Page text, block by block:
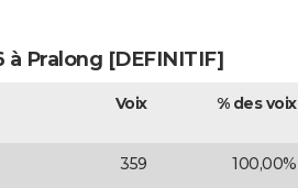
Pralong [DEFINITIF]
Voix % des voix
359 100,00%